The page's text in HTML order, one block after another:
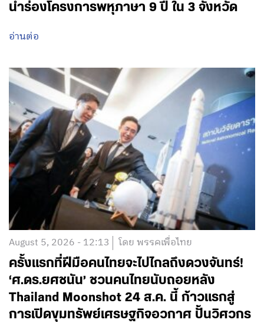
นำร่องโครงการพหุภาษา 9 ปี ใน 3 จังหวัด
อ่านต่อ
August 5, 2026 - 12:13 โดย พรรคเพื่อไทย
ครั้งแรกที่ฝีมือคนไทยจะไปไกลถึงดวงจันทร์!
‘ศ.ดร.ยศชนัน’ ชวนคนไทยนับถอยหลัง
Thailand Moonshot 24 ส.ค. นี้ ก้าวแรกสู่
การเปิดขุมทรัพย์เศรษฐกิจอวกาศ ปั้นวิศวกร